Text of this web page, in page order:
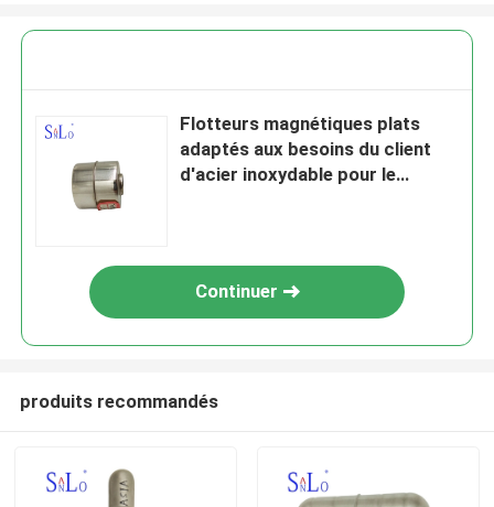
Flotteurs magnétiques plats
adaptés aux besoins du client
d'acier inoxydable pour le
Continuer
produits recommandés